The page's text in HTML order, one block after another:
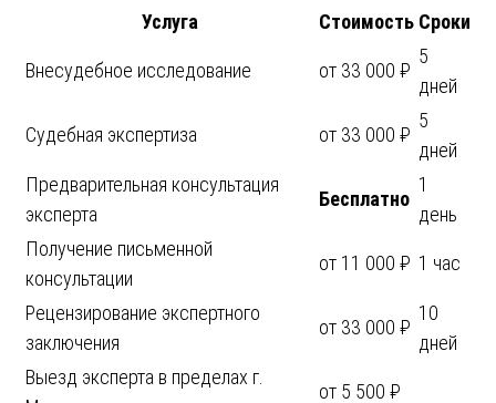
Услуга Стоимость Сроки
Внесудебное исследование от 33 000 ₽
5
дней
Судебная экспертиза от 33 000 ₽
5
дней
Предварительная консультация
эксперта
Бесплатно
1
день
Получение письменной
консультации
от 11 000 ₽ 1 час
Рецензирование экспертного
заключения
от 33 000 ₽
10
дней
Выезд эксперта в пределах г.
от 5 500 ₽